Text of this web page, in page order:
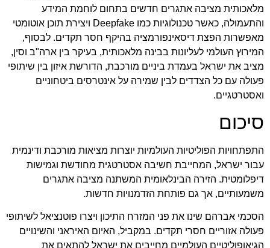
מלאכותית מציבה אתגרים חדשים בתחום לוחמת המידע
והתעמולה, כאשר טכנולוגיות כמו Deepfake ויצירת תוכן אוטומטי
מאפשרות הפצת דיסאינפורמציה בהיקף חסר תקדים. לבסוף,
המירוץ העולמי לעליונות בבינה מלאכותית, בעיקר בין ארה"ב וסין,
מציב את ישראל בעמדת ביניים מורכבת, הדורשת איזון בין שיתופי
פעולה עם כל הצדדים לבין שמירה על אינטרסים ביטחוניים
ואסטרטגיים.
סיכום
התפתחויות הפוליטיות העולמיות יוצרות מציאות מורכבת ודינמית
עבור ישראל, המחייבת חשיבה אסטרטגית מחודשת וגמישות
דיפלומטית. הזירה הבינלאומית המשתנה מציבה אתגרים
משמעותיים, אך גם פותחת הזדמנויות חדשות.
הסכמי אברהם שינו את פני המזרח התיכון ויצרו פוטנציאל לשיתופי
פעולה אזוריים חסרי תקדים. במקביל, האיום האיראני והשינויים
הגיאופוליטיים העולמיים מחייבים את ישראל להתאים את